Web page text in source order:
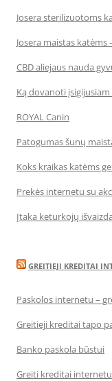
Josera sterilizuotoms
Josera maistas katėms
CBD aliejaus nauda
Ką dovanoti
ROYAL Canin
Patogumas šunų
Koks kraikas katėms
Prekės internetu su
Įtaka keturkojų
GREITIEJI KREDITAI
Paskolos internetu –
Greitieji kreditai tapo
Banko paskola būstui
Greiti kreditai